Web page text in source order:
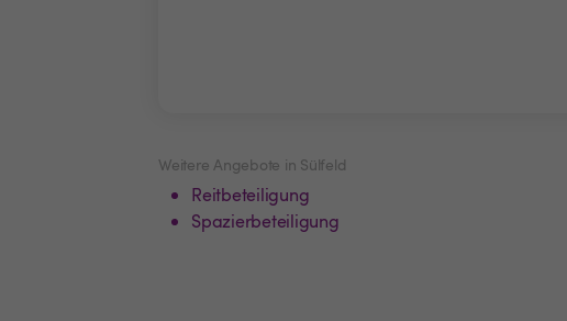
Weitere Angebote in Sülfeld
Reitbeteiligung
Spazierbeteiligung